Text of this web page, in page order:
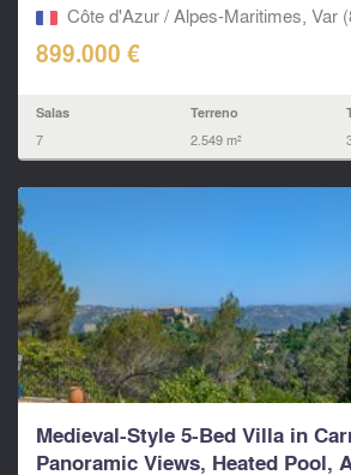
Côte d'Azur / Alpes-Maritimes, Var
899.000 €
Salas
7
Terreno
2.549 m²
Medieval-Style 5-Bed Villa in
Panoramic Views, Heated Pool,